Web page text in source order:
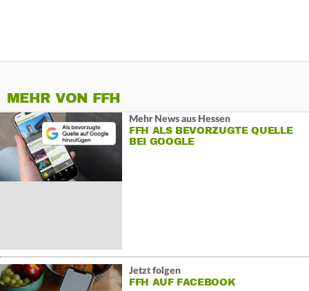
MEHR VON FFH
Mehr News aus Hessen
FFH ALS BEVORZUGTE QUELLE
BEI GOOGLE
Jetzt folgen
FFH AUF FACEBOOK